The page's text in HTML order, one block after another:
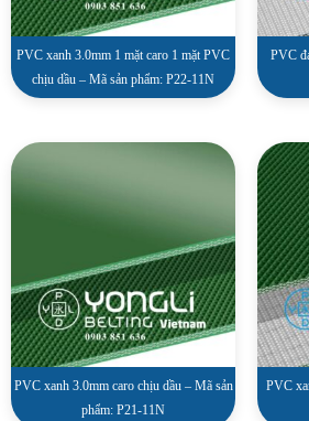
PVC xanh 3.0mm 1 mặt caro 1 mặt PVC
chịu dầu – Mã sản phẩm: P22-11N
PVC
PVC xanh 3.0mm caro chịu dầu – Mã sản
phẩm: P21-11N
PVC